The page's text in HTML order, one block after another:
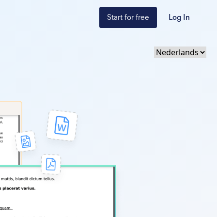
Start for free Log In